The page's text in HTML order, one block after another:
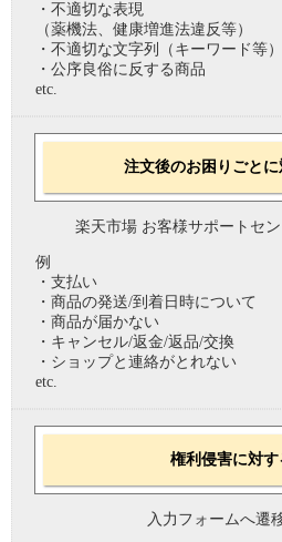
・不適切な表現
（薬機法、健康増進法違反等）
・不適切な文字列（キーワード等）
・公序良俗に反する商品
etc.
注文後のお困りごと
楽天市場 お客様サポートセン
例
・支払い
・商品の発送/到着日時について
・商品が届かない
・キャンセル/返金/返品/交換
・ショップと連絡がとれない
etc.
権利侵害に対す
入力フォームへ遷